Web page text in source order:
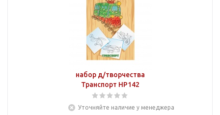
набор д/творчества
Транспорт НР142
Уточняйте наличие у менеджера